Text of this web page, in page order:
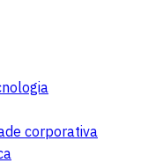
corporativa